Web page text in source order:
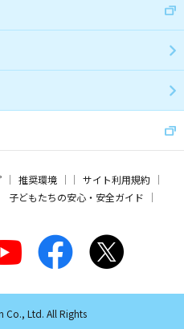
推奨環境
サイト利用規約
子どもたちの安心・安全ガイド
Ltd. All Rights